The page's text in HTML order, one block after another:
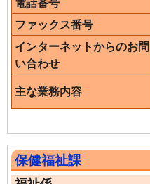
ファックス番号
インターネットからのお問
い合わせ
主な業務内容
保健福祉課